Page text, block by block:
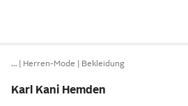
… Herren-Mode Bekleidung
Karl Kani Hemden